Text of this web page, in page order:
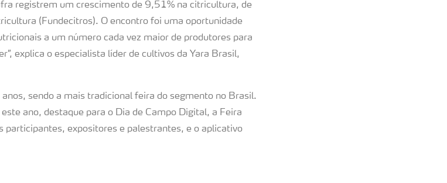
registrem um crescimento de 9,51% na citricultura, de
(Fundecitros). O encontro foi uma oportunidade
a um número cada vez maior de produtores para
explica o especialista líder de cultivos da Yara Brasil,
sendo a mais tradicional feira do segmento no Brasil.
ano, destaque para o Dia de Campo Digital, a Feira
participantes, expositores e palestrantes, e o aplicativo